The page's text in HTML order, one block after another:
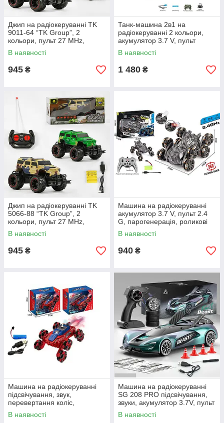
Джип на радіокеруванні TK
9011-64 “TK Group”, 2
кольори, пульт 27 MHz,
батарейки
перезаряджаються
В наявності
945 ₴
Танк-машина 2в1 на
радіокеруванні 2 кольори,
акумулятор 3.7 V, пульт
керування 2.4 Ghz,
підсвічування, звуки, стріляє
В наявності
1 480 ₴
Джип на радіокеруванні TK
5066-88 “TK Group”, 2
кольори, пульт 27 MHz,
батарейки
перезаряджаються
В наявності
945 ₴
Машина на радіокеруванні
акумулятор 3.7 V, пульт 2.4
G, парогенерація, роликові
колеса, обертається,
трансформація коліс
В наявності
940 ₴
Машина на радіокеруванні
підсвічування, звук,
перевертання коліс,
парогенератор, оберти на
360°, акумулятор 3.7 V
В наявності
Машина на радіокеруванні
SG 208 PRO підсвічування,
звуки, акумулятор 3.7V, пульт
2.4 GHz, 4 конуси, викрутка,
запасні колеса
В наявності